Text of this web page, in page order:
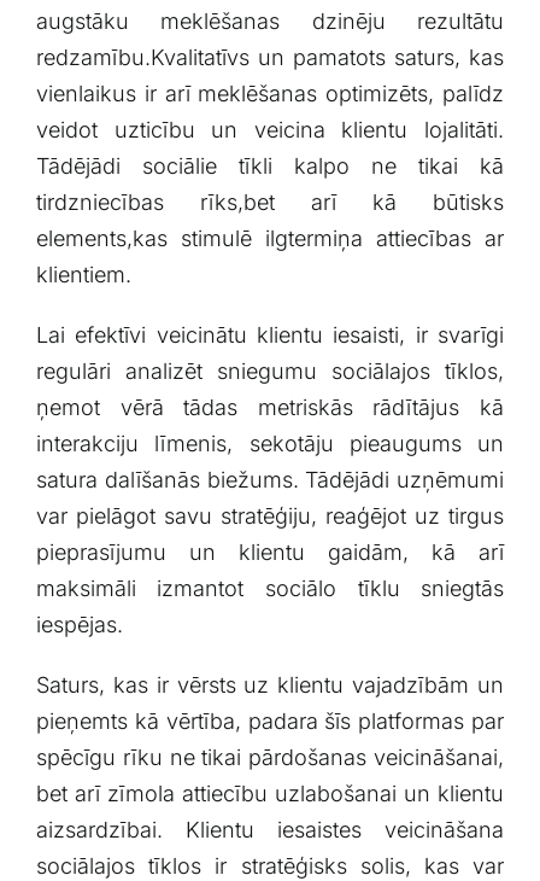
augstāku meklēšanas ​dzinēju rezultātu
redzamību.Kvalitatīvs un pamatots saturs, kas
vienlaikus ir arī⁢ meklēšanas optimizēts, ‌palīdz
veidot‌ uzticību un veicina klientu lojalitāti.
Tādējādi sociālie⁣ tīkli kalpo ne tikai kā
tirdzniecības rīks,bet arī kā ‌būtisks
elements,kas stimulē ilgtermiņa attiecības ar
klientiem.
Lai efektīvi veicinātu klientu iesaisti, ir svarīgi
regulāri analizēt sniegumu sociālajos ⁤tīklos,
ņemot vērā tādas metriskās rādītājus kā
interakciju līmenis, ​sekotāju pieaugums un
satura dalīšanās biežums. Tādējādi uzņēmumi
var pielāgot savu stratēģiju,⁤ reaģējot uz ‌tirgus
pieprasījumu un klientu ⁤gaidām, kā arī
maksimāli izmantot sociālo tīklu ​sniegtās
iespējas.
Saturs, kas ir⁣ vērsts uz klientu vajadzībām un
pieņemts kā vērtība, padara‌ šīs platformas par
spēcīgu rīku ne tikai pārdošanas veicināšanai,
bet arī zīmola attiecību uzlabošanai un klientu
aizsardzībai. Klientu iesaistes veicināšana
sociālajos tīklos ir stratēģisks solis, kas var